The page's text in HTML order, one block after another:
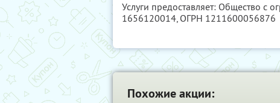
Услуги предоставляет: Общество с
1656120014, ОГРН 1211600056876
Похожие акции: